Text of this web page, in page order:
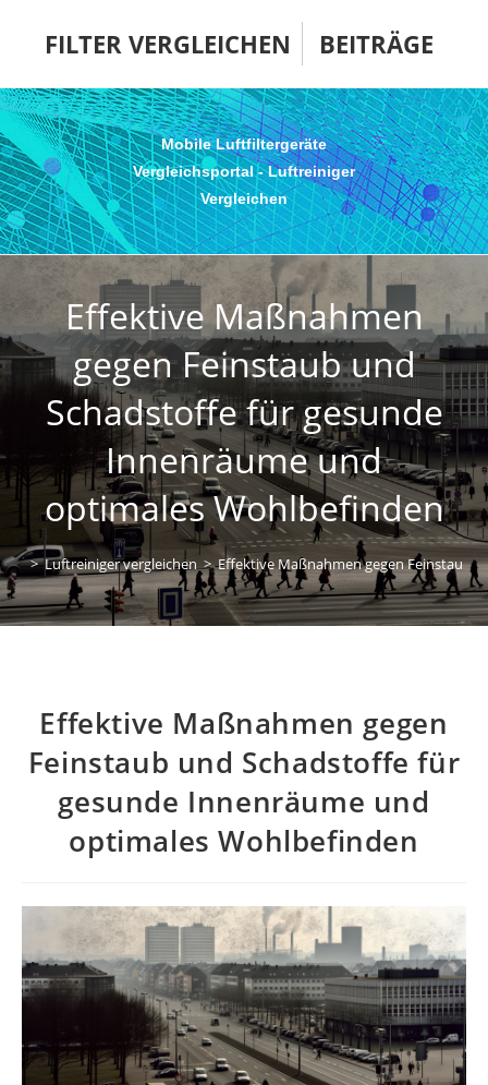
FILTER VERGLEICHEN BEITRÄGE
Mobile Luftfiltergeräte
Vergleichsportal - Luftreiniger
Vergleichen
Effektive Maßnahmen
gegen Feinstaub und
Schadstoffe für gesunde
Innenräume und
optimales Wohlbefinden
> Luftreiniger vergleichen > Effektive Maßnahmen gegen Feinstaub
Effektive Maßnahmen gegen
Feinstaub und Schadstoffe für
gesunde Innenräume und
optimales Wohlbefinden